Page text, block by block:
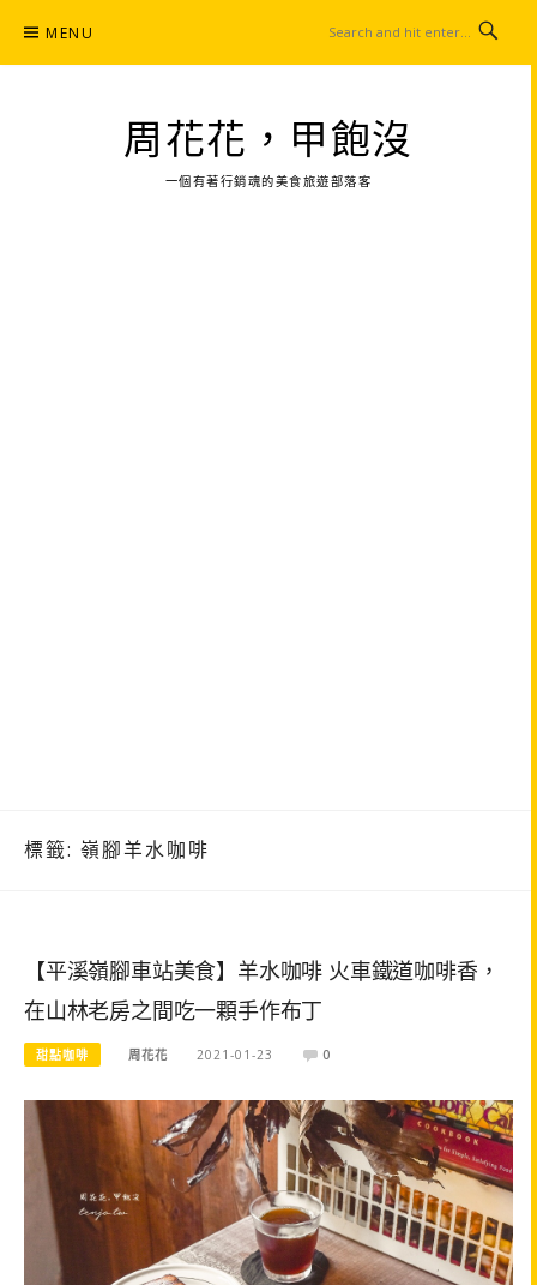
content
MENU
周花花，甲飽沒
一個有著行銷魂的美食旅遊部落客
標籤: 嶺腳羊水咖啡
【平溪嶺腳車站美食】羊水咖啡 火車鐵道咖啡香，
在山林老房之間吃一顆手作布丁
甜點咖啡 周花花 2021-01-23 0